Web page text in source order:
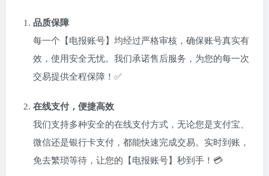
品质保障
每一个【电报账号】均经过严格审核，确保账号真实有
效，使用安全无忧。我们承诺售后服务，为您的每一次
交易提供全程保障！✅
在线支付，便捷高效
我们支持多种安全的在线支付方式，无论您是支付宝、
微信还是银行卡支付，都能快速完成交易。实时到账，
免去繁琐等待，让您的【电报账号】秒到手！💳